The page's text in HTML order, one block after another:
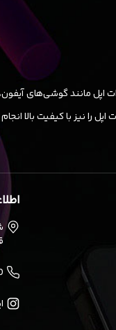
مانند گوشی‌های
نیز با کیفیت بالا